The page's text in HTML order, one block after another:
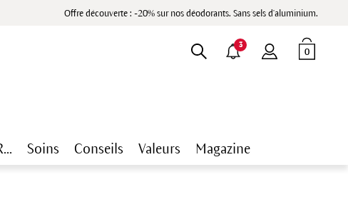
Offre découverte : -20% sur nos déodorants. Sans sels d'aluminium.
0
3
Soins Conseils Valeurs Magazine